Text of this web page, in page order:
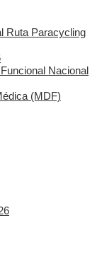
Ruta Paracycling
Nacional
(MDF)